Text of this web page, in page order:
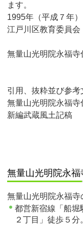
ます。
1995年（平成７年）
江戸川区教育委員会
無量山光明院永福寺
引用、抜粋並び参考
無量山光明院永福寺
新編武蔵風土記稿
無量山光明院永
無量山光明院永福
都営新宿線「船堀
２丁目」徒歩５分